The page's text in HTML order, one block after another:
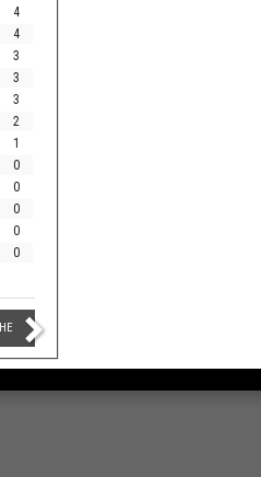
4
4
3
3
3
2
1
0
0
0
0
0